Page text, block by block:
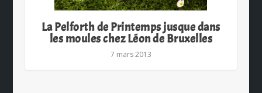
La Pelforth de Printemps jusque dans
les moules chez Léon de Bruxelles
7 mars 2013